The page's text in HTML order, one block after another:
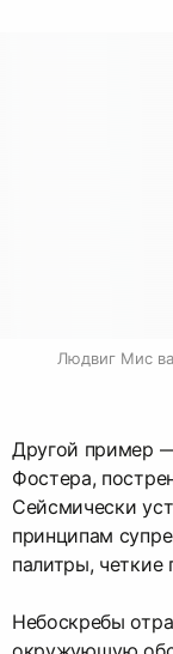
Людвиг Мис
Другой пример
Фостера,
Сейсмически
принципам
палитры,
Небоскребы